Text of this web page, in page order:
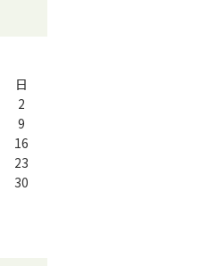
日
2
9
16
23
30